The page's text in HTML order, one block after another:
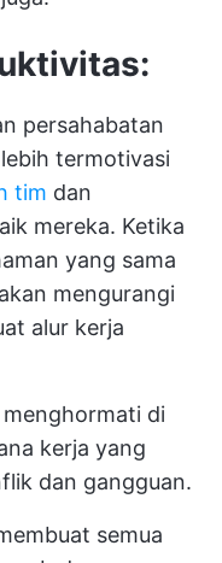
persahabatan
termotivasi
tim dan
mereka. Ketika
yang sama
mengurangi
alur kerja
di
kerja yang
dan gangguan.
semua